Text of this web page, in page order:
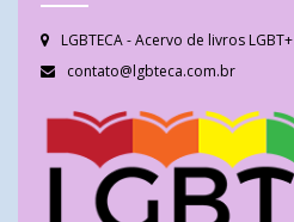
LGBTECA - Acervo de livros LGBT+
contato@lgbteca.com.br